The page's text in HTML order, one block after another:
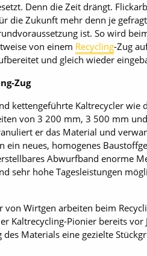
Denn die Zeit drängt.
die Zukunft mehr denn je
ist. So wird
von einem Recycling-Zug
und gleich wieder
Zug
kettengeführte Kaltrecycler wie
von 3 200 mm, 3 500 mm
er das Material und
ein neues, homogenes
Abwurfband enorme
sehr hohe Tagesleistungen
von Wirtgen arbeiten beim
Kaltrecycling-Pionier bereits
Materials eine gezielte